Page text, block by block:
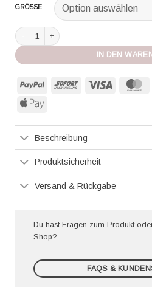
GRÖSSE
Marie Jo Bh Herzform Avero weiß Menge
IN DEN
PayPal Sofort
Apple
Beschreibung
Produktsicherheit
Versand & Rückgabe
Du hast Fragen zum Produkt
Shop?
FAQS &